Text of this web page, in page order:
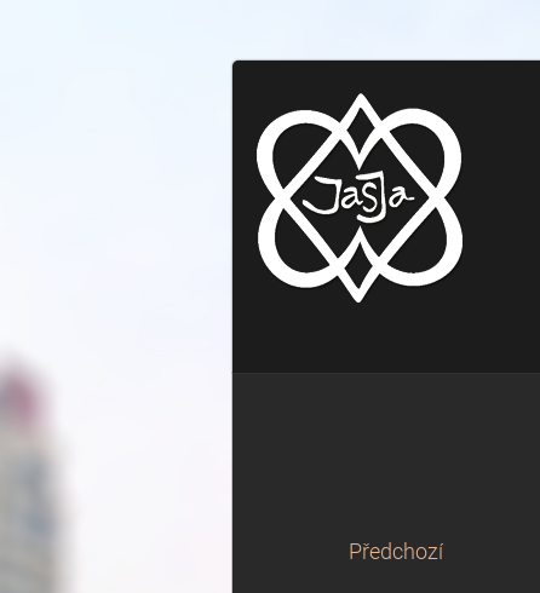
Předchozí